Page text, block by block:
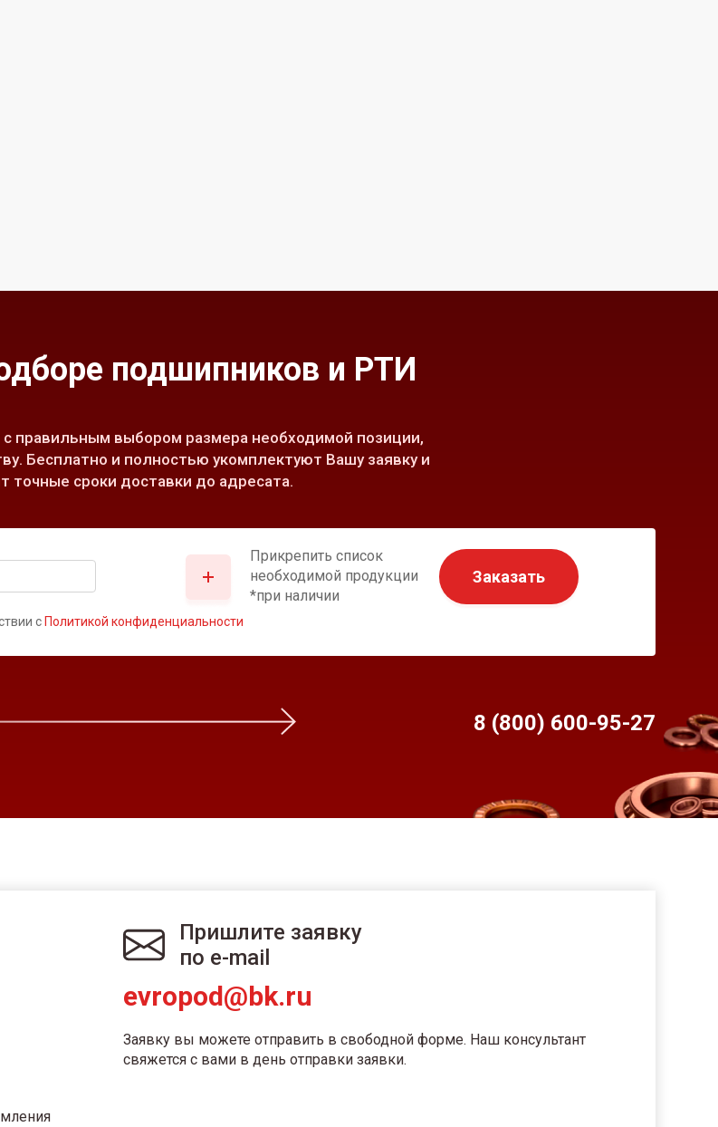
подшипников и РТИ
правильным выбором размера необходимой позиции,
Бесплатно и полностью укомплектуют Вашу заявку и
точные сроки доставки до адресата.
Прикрепить список
необходимой продукции
*при наличии
Заказать
с Политикой конфиденциальности
8 (800) 600-95-27
Пришлите заявку
по e-mail
evropod@bk.ru
Заявку вы можете отправить в свободной форме. Наш консультант
свяжется с вами в день отправки заявки.